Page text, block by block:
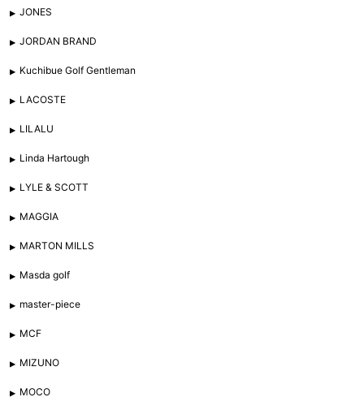
JONES
JORDAN BRAND
Kuchibue Golf Gentleman
LACOSTE
LILALU
Linda Hartough
LYLE & SCOTT
MAGGIA
MARTON MILLS
Masda golf
master-piece
MCF
MIZUNO
MOCO